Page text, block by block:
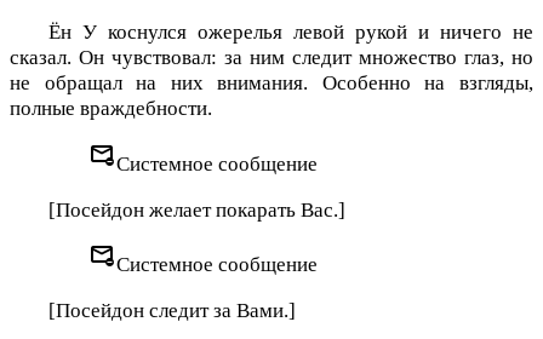
Ён У коснулся ожерелья левой рукой и ничего не
сказал. Он чувствовал: за ним следит множество глаз, но
не обращал на них внимания. Особенно на взгляды,
полные враждебности.
unsubscribeСистемное сообщение
[Посейдон желает покарать Вас.]
unsubscribeСистемное сообщение
[Посейдон следит за Вами.]